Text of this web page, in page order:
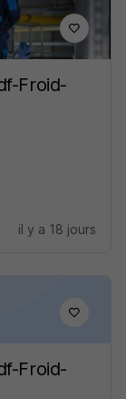
Froid-
il y a 18 jours
Froid-